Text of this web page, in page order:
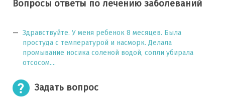
Вопросы ответы по лечению заболеваний
Здравствуйте. У меня ребенок 8 месяцев. Была
простуда с температурой и насморк. Делала
промывание носика соленой водой, сопли убирала
отсосом....
Задать вопрос